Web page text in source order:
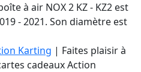
à air NOX 2 KZ - KZ2 est
- 2021. Son diamètre est
Karting | Faites plaisir à
cadeaux Action